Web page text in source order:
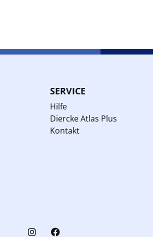
SERVICE
Hilfe
Diercke Atlas Plus
Kontakt